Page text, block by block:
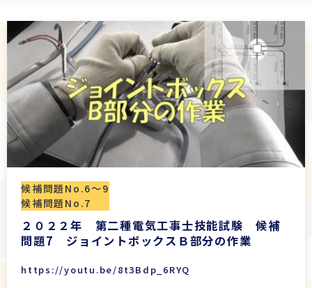
候補問題No.6〜9
候補問題No.7
２０２２年 第二種電気工事士技能試験 候補
問題7 ジョイントボックスＢ部分の作業
https://youtu.be/8t3Bdp_6RYQ